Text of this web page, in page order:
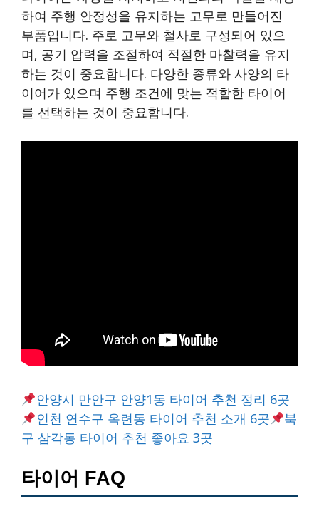
하여 주행 안정성을 유지하는 고무로 만들어진
부품입니다. 주로 고무와 철사로 구성되어 있으
며, 공기 압력을 조절하여 적절한 마찰력을 유지
하는 것이 중요합니다. 다양한 종류와 사양의 타
이어가 있으며 주행 조건에 맞는 적합한 타이어
를 선택하는 것이 중요합니다.
안양시 만안구 안양1동 타이어 추천 정리 6곳
인천 연수구 옥련동 타이어 추천 소개 6곳
북
구 삼각동 타이어 추천 좋아요 3곳
타이어 FAQ